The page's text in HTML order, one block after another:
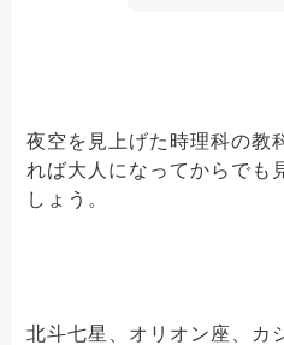
夜空を見上げた時理科の教
れば大人になってからでも
しょう。
北斗七星、オリオン座、カ